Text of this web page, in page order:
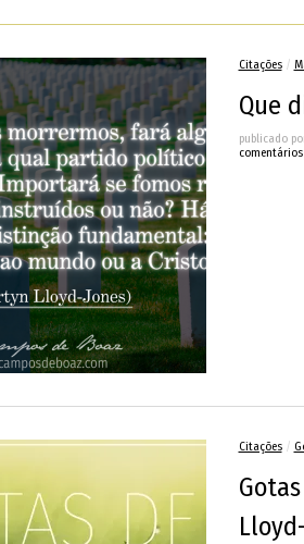
Citações/
Que
publicado
comentários
Citações/